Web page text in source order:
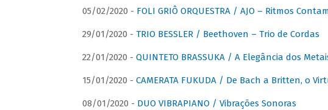
05/02/2020 - FOLI GRIÔ ORQUESTRA / AJO – Ritmos
29/01/2020 - TRIO BESSLER / Beethoven – Trio de Cordas
22/01/2020 - QUINTETO BRASSUKA / A Elegância dos
15/01/2020 - CAMERATA FUKUDA / De Bach a Britten, o
08/01/2020 - DUO VIBRAPIANO / Vibrações Sonoras